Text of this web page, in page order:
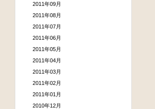
2011年09月
2011年08月
2011年07月
2011年06月
2011年05月
2011年04月
2011年03月
2011年02月
2011年01月
2010年12月